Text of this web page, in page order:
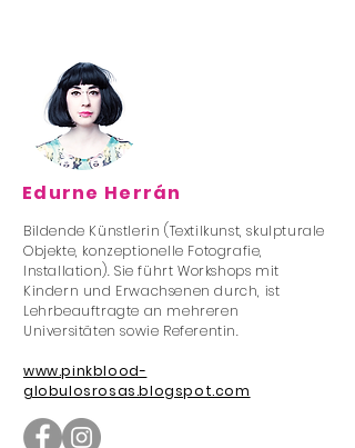
Edurne Herrán
Bildende Künstlerin (Textilkunst, skulpturale
Objekte, konzeptionelle Fotografie,
Installation). Sie führt Workshops mit
Kindern und Erwachsenen durch, ist
Lehrbeauftragte an mehreren
Universitäten sowie Referentin.
www.pinkblood-
globulosrosas.blogspot.com